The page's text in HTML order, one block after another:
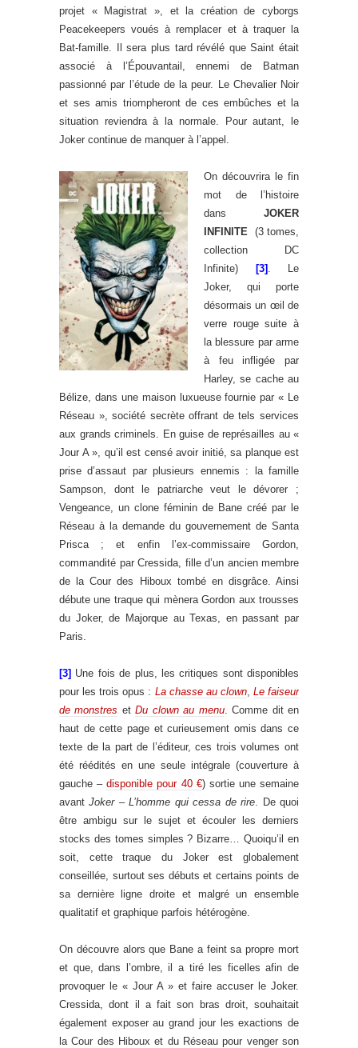
projet « Magistrat », et la création de cyborgs
Peacekeepers voués à remplacer et à traquer la
Bat-famille. Il sera plus tard révélé que Saint était
associé à l’Épouvantail, ennemi de Batman
passionné par l’étude de la peur. Le Chevalier Noir
et ses amis triompheront de ces embûches et la
situation reviendra à la normale. Pour autant, le
Joker continue de manquer à l’appel.
On découvrira le fin
mot de l’histoire
dans JOKER
INFINITE (3 tomes,
collection DC
Infinite)
[3] . Le
Joker, qui porte
désormais un œil de
verre rouge suite à
la blessure par arme
à feu infligée par
Harley, se cache au
Bélize, dans une maison luxueuse fournie par « Le
Réseau », société secrète offrant de tels services
aux grands criminels. En guise de représailles au «
Jour A », qu’il est censé avoir initié, sa planque est
prise d’assaut par plusieurs ennemis : la famille
Sampson, dont le patriarche veut le dévorer ;
Vengeance, un clone féminin de Bane créé par le
Réseau à la demande du gouvernement de Santa
Prisca ; et enfin l’ex-commissaire Gordon,
commandité par Cressida, fille d’un ancien membre
de la Cour des Hiboux tombé en disgrâce. Ainsi
débute une traque qui mènera Gordon aux trousses
du Joker, de Majorque au Texas, en passant par
Paris.
[3] Une fois de plus, les critiques sont disponibles
pour les trois opus : La chasse au clown, Le faiseur
de monstres etDu clown au menu. Comme dit en
haut de cette page et curieusement omis dans ce
texte de la part de l’éditeur, ces trois volumes ont
été réédités en une seule intégrale (couverture à
gauche –disponible pour 40 €) sortie une semaine
avantJoker – L’homme qui cessa de rire. De quoi
être ambigu sur le sujet et écouler les derniers
stocks des tomes simples ? Bizarre… Quoiqu’il en
soit, cette traque du Joker est globalement
conseillée, surtout ses débuts et certains points de
sa dernière ligne droite et malgré un ensemble
qualitatif et graphique parfois hétérogène.
On découvre alors que Bane a feint sa propre mort
et que, dans l’ombre, il a tiré les ficelles afin de
provoquer le « Jour A » et faire accuser le Joker.
Cressida, dont il a fait son bras droit, souhaitait
également exposer au grand jour les exactions de
la Cour des Hiboux et du Réseau pour venger son